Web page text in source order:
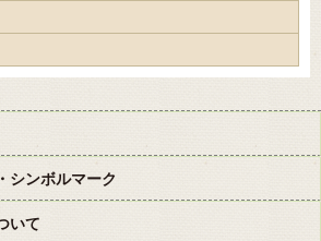
シンボルマーク
いて